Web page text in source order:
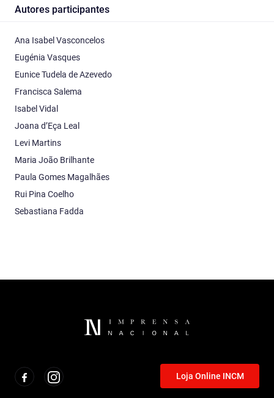
Autores participantes
Ana Isabel Vasconcelos
Eugénia Vasques
Eunice Tudela de Azevedo
Francisca Salema
Isabel Vidal
Joana d’Eça Leal
Levi Martins
Maria João Brilhante
Paula Gomes Magalhães
Rui Pina Coelho
Sebastiana Fadda
Loja Online INCM